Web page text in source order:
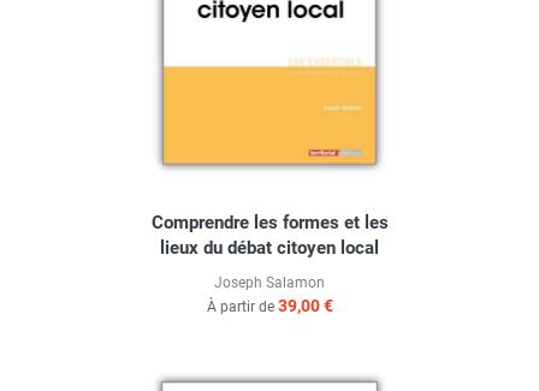
Comprendre les formes et les
lieux du débat citoyen local
Joseph Salamon
À partir de 39,00 €